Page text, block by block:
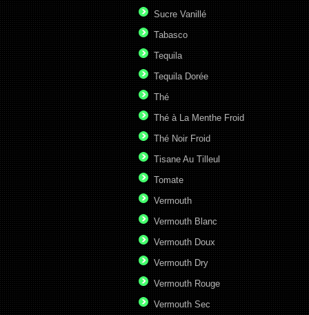
Sucre Vanillé
Tabasco
Tequila
Tequila Dorée
Thé
Thé à La Menthe Froid
Thé Noir Froid
Tisane Au Tilleul
Tomate
Vermouth
Vermouth Blanc
Vermouth Doux
Vermouth Dry
Vermouth Rouge
Vermouth Sec